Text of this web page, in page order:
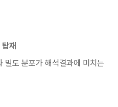
재
도 분포가 해석결과에 미치는